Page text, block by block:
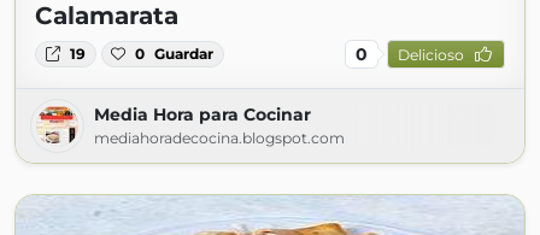
Calamarata
19 0 Guardar 0 Delicioso
Media Hora para Cocinar
mediahoradecocina.blogspot.com